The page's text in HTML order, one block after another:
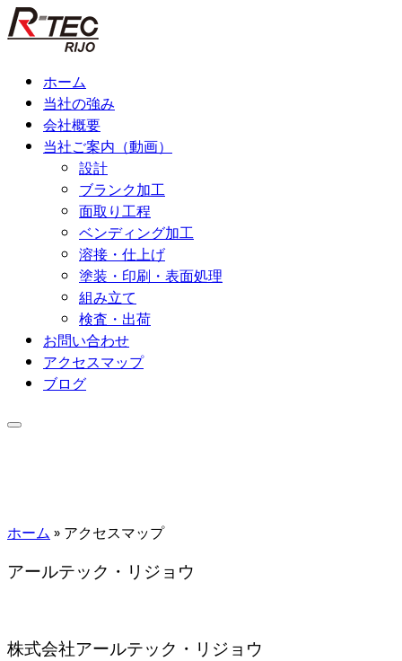
コ
ン
ホーム
当社の強み
会社概要
当社ご案内（動画）
設計
ブランク加工
面取り工程
ベンディング加工
溶接・仕上げ
塗装・印刷・表面処理
組み立て
検査・出荷
お問い合わせ
アクセスマップ
ブログ
ホーム » アクセスマップ
アールテック・リジョウ
株式会社アールテック・リジョウ